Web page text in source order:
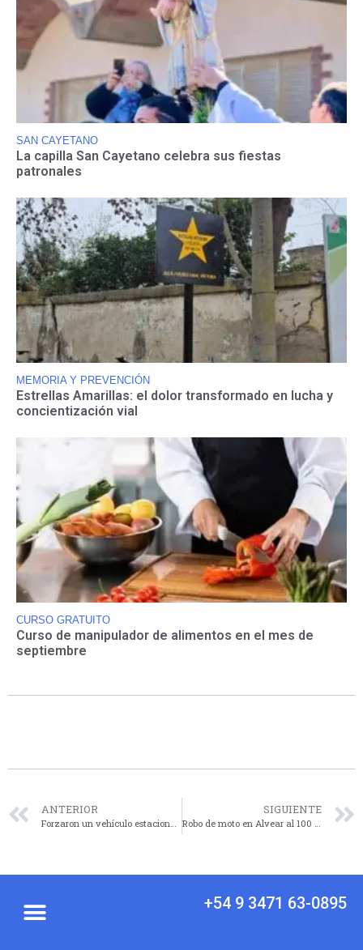
SAN CAYETANO
La capilla San Cayetano celebra sus fiestas
patronales
MEMORIA Y PREVENCIÓN
Estrellas Amarillas: el dolor transformado en lucha y
concientización vial
CURSO GRATUITO
Curso de manipulador de alimentos en el mes de
septiembre
ANTERIOR SIGUIENTE
+54 9 3471 63-0895